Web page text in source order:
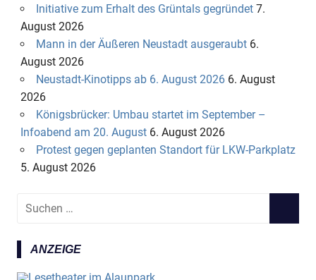
Initiative zum Erhalt des Grüntals gegründet 7.
August 2026
Mann in der Äußeren Neustadt ausgeraubt 6.
August 2026
Neustadt-Kinotipps ab 6. August 2026 6. August
2026
Königsbrücker: Umbau startet im September –
Infoabend am 20. August 6. August 2026
Protest gegen geplanten Standort für LKW-Parkplatz
5. August 2026
e
ANZEIGE